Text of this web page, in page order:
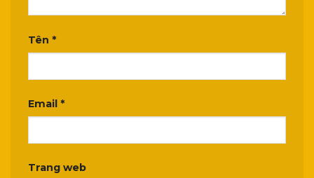
Tên *
Email *
Trang web